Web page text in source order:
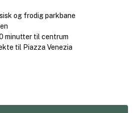
og frodig parkbane
minutter til centrum
til Piazza Venezia